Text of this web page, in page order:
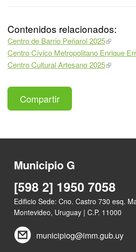
Contenidos relacionados:
Centro de Barrio Peñarol 2025
Centro Cívico Metropolitano Enrique
Centro Cultural Artesano 2025
Compartir
Municipio G
[598 2] 1950 7058
Edificio Sede: Cno. Castro 730 esq.
Montevideo, Uruguay | C.P. 11000
municipiog@imm.gub.uy